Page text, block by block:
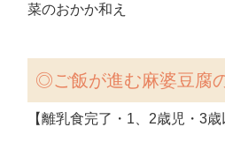
菜のおかか和え
◎ご飯が進む麻婆豆腐
【離乳食完了・1、2歳児・3